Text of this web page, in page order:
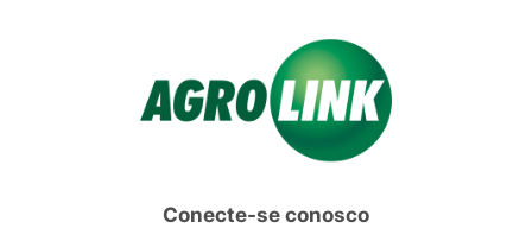
Conecte-se conosco